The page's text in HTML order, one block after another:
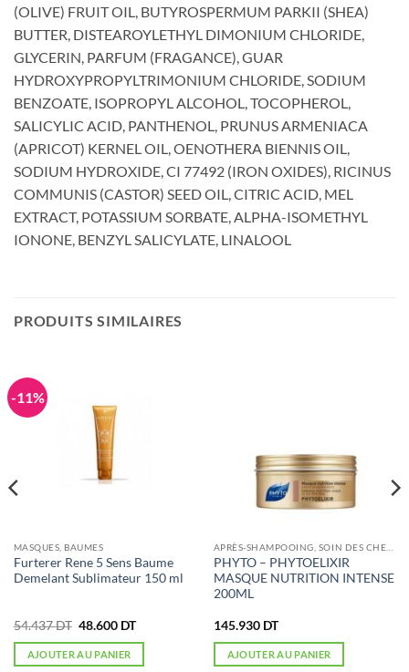
(OLIVE) FRUIT OIL, BUTYROSPERMUM PARKII (SHEA)
BUTTER, DISTEAROYLETHYL DIMONIUM CHLORIDE,
GLYCERIN, PARFUM (FRAGANCE), GUAR
HYDROXYPROPYLTRIMONIUM CHLORIDE, SODIUM
BENZOATE, ISOPROPYL ALCOHOL, TOCOPHEROL,
SALICYLIC ACID, PANTHENOL, PRUNUS ARMENIACA
(APRICOT) KERNEL OIL, OENOTHERA BIENNIS OIL,
SODIUM HYDROXIDE, CI 77492 (IRON OXIDES), RICINUS
COMMUNIS (CASTOR) SEED OIL, CITRIC ACID, MEL
EXTRACT, POTASSIUM SORBATE, ALPHA-ISOMETHYL
IONONE, BENZYL SALICYLATE, LINALOOL
PRODUITS SIMILAIRES
-11%
MASQUES, BAUMES
Furterer Rene 5 Sens Baume
Demelant Sublimateur 150 ml
54.437DT Le
initial
était :
48.600 DTLe
actuel
AJOUTER AU PANIER
PHYTO – PHYTOELIXIR
MASQUE NUTRITION INTENSE
200ML
145.930 DT
AJOUTER AU PANIER